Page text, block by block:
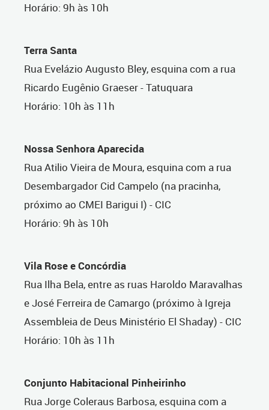
Horário: 9h às 10h
Terra Santa
Rua Evelázio Augusto Bley, esquina com a rua
Ricardo Eugênio Graeser - Tatuquara
Horário: 10h às 11h
Nossa Senhora Aparecida
Rua Atilio Vieira de Moura, esquina com a rua
Desembargador Cid Campelo (na pracinha,
próximo ao CMEI Barigui I) - CIC
Horário: 9h às 10h
Vila Rose e Concórdia
Rua Ilha Bela, entre as ruas Haroldo Maravalhas
e José Ferreira de Camargo (próximo à Igreja
Assembleia de Deus Ministério El Shaday) - CIC
Horário: 10h às 11h
Conjunto Habitacional Pinheirinho
Rua Jorge Coleraus Barbosa, esquina com a